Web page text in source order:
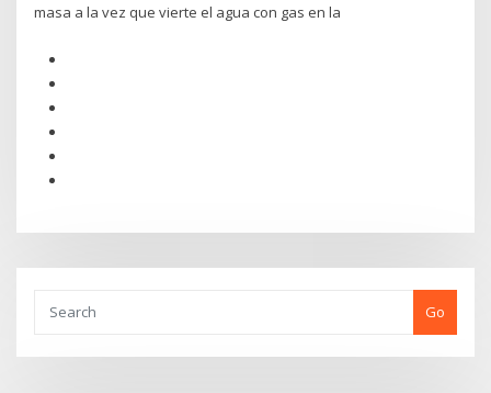
masa a la vez que vierte el agua con gas en la
Go